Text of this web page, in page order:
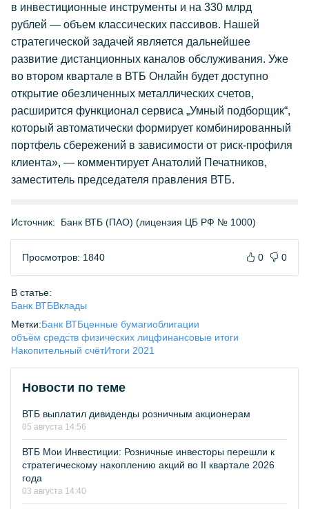
в инвестиционные инструменты и на 330 млрд
рублей — объем классических пассивов. Нашей
стратегической задачей является дальнейшее
развитие дистанционных каналов обслуживания. Уже
во втором квартале в ВТБ Онлайн будет доступно
открытие обезличенных металлических счетов,
расширится функционал сервиса „Умный подборщик“,
который автоматически формирует комбинированный
портфель сбережений в зависимости от риск-профиля
клиента», — комментирует Анатолий Печатников,
заместитель председателя правления ВТБ.
Источник: Банк ВТБ (ПАО) (лицензия ЦБ РФ № 1000)
Просмотров: 1840 0 0
В статье:
Банк ВТБВклады
Метки:Банк ВТБценные бумагиоблигации
объём средств физических лицфинансовые итоги
Накопительный счётИтоги 2021
Новости по теме
ВТБ выплатил дивиденды розничным акционерам
05 августа 14:56
ВТБ Мои Инвестиции: Розничные инвесторы перешли к
стратегическому накоплению акций во II квартале 2026
года
03 августа 14:40